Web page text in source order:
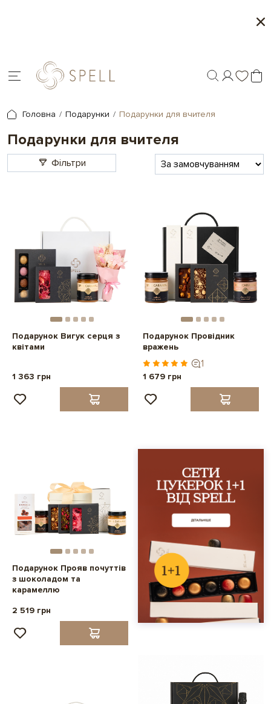
Головна Подарунки Подарунки для вчителя
Подарунки для вчителя
Фільтри
Подарунок Вигук серця з
квітами
1 363 грн
Подарунок Провідник
вражень
1
1 679 грн
Подарунок Прояв почуттів
з шоколадом та
карамеллю
2 519 грн